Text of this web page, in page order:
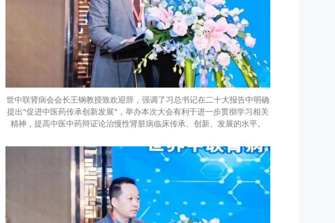
世中联肾病会会长王钢教授致欢迎辞，强调了习总书记在二十大报告中明确
提出“促进中医药传承创新发展”，举办本次大会有利于进一步贯彻学习相关
精神，提高中医中药辩证论治慢性肾脏病临床传承、创新、发展的水平。